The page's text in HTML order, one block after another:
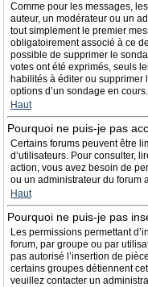
Comme pour les messages,
auteur, un modérateur ou un
tout simplement le premier
obligatoirement associé à ce
possible de supprimer le
votes ont été exprimés, seuls
habilités à éditer ou
options d’un sondage en cours.
Haut
Pourquoi ne puis-je pas
Certains forums peuvent être
d’utilisateurs. Pour consulter,
action, vous avez besoin de
ou un administrateur du forum
Haut
Pourquoi ne puis-je pas
Les permissions permettant
forum, par groupe ou par
pas autorisé l’insertion de
certains groupes détiennent
veuillez contacter un